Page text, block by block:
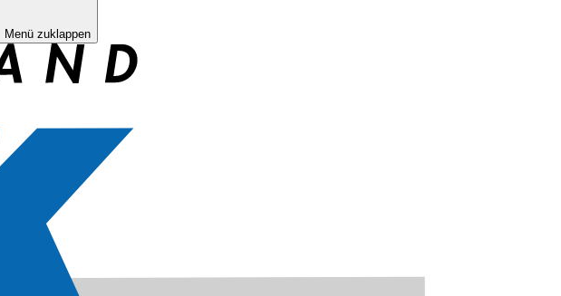
Menü zuklappen